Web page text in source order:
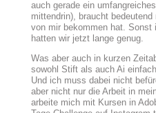
auch gerade ein
mittendrin), braucht
von mir bekommen hat. Sonst
hatten wir jetzt lange genug.
Was aber auch in kurzen
sowohl Stift als auch Ai
Und ich muss dabei nicht
aber nicht nur die Arbeit in
arbeite mich mit Kursen in